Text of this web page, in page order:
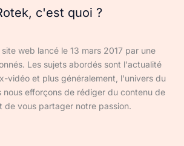
c'est quoi ?
web lancé le 13 mars 2017 par une
Les sujets abordés sont l'actualité
vidéo et plus généralement, l'univers du
nous efforçons de rédiger du contenu de
de vous partager notre passion.